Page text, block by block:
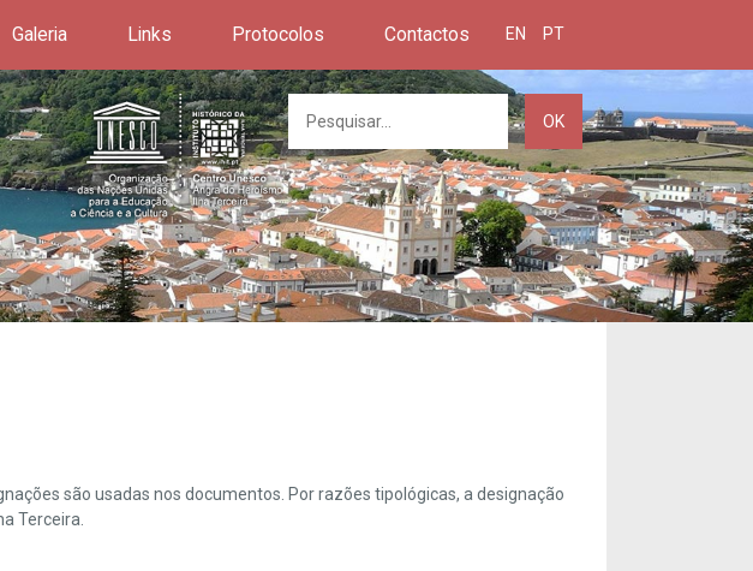
Galeria Links Protocolos Contactos EN PT
OK
são usadas nos documentos. Por razões tipológicas, a designação
Terceira.